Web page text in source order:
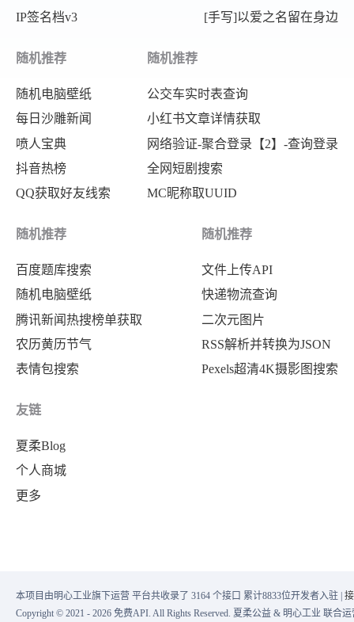
IP签名档v3
[手写]以爱之名留在身边
随机推荐
随机电脑壁纸
每日沙雕新闻
喷人宝典
抖音热榜
QQ获取好友线索
随机推荐
公交车实时表查询
小红书文章详情获取
网络验证-聚合登录【2】-查询登录
全网短剧搜索
MC昵称取UUID
随机推荐
百度题库搜索
随机电脑壁纸
腾讯新闻热搜榜单获取
农历黄历节气
表情包搜索
随机推荐
文件上传API
快递物流查询
二次元图片
RSS解析并转换为JSON
Pexels超清4K摄影图搜索
友链
夏柔Blog
个人商城
更多
本项目由明心工业旗下运营 平台共收录了 3164 个接口 累计8833位开发者入驻 |
Copyright © 2021 - 2026 免费API. All Rights Reserved. 夏柔公益 & 明心工业 联合